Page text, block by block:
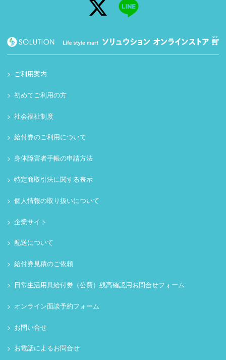
ご利用案内
初めてご利用の方
社会福祉制度
給付券のご利用について
身体障害者手帳の申請方法
特定商取引法に関する表示
個人情報の取り扱いについて
企業サイト
配送について
給付券見積のご依頼
日常生活用具給付券（公費）残高確認用お問合せフォーム
オンライン面談予約フォーム
お問い合せ
お電話によるお問合せ